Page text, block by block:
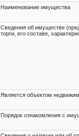
Наименование имущества
Cведения об имуществе
торги, его составе,
Является объектом
Порядок ознакомления с